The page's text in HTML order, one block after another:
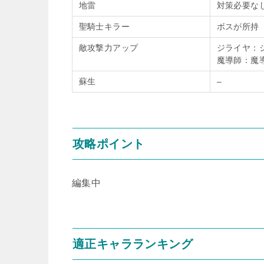
地雷 対策必要な
聖騎士キラー ボスが所持
敵攻撃力アップ
ジライヤ：
魔導師：魔
蘇生 –
攻略ポイント
編集中
適正キャラランキング